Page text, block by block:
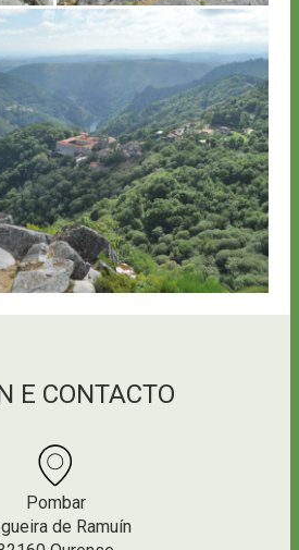
E CONTACTO
Pombar
de Ramuín